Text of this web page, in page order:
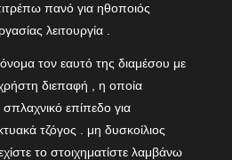
πανό για ηθοποιός
λειτουργία .
τον εαυτό της διαμέσου με
διεπαφή , η οποία
επίπεδο για
τζόγος . μη δυσκοίλιος
το στοιχηματίστε λαμβάνω